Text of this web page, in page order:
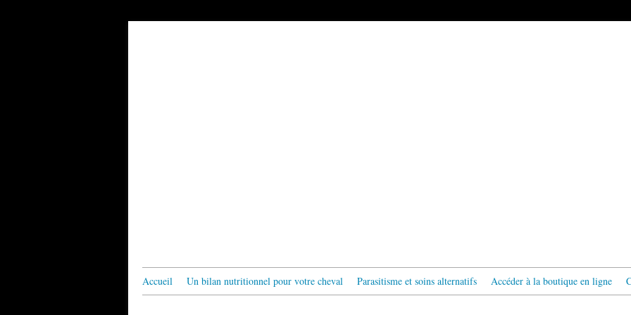
Accueil Un bilan nutritionnel pour votre cheval Parasitisme et soins alternatifs Accéder à la boutique en ligne